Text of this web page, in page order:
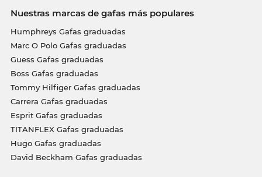
Nuestras marcas de gafas más populares
Humphreys Gafas graduadas
Marc O Polo Gafas graduadas
Guess Gafas graduadas
Boss Gafas graduadas
Tommy Hilfiger Gafas graduadas
Carrera Gafas graduadas
Esprit Gafas graduadas
TITANFLEX Gafas graduadas
Hugo Gafas graduadas
David Beckham Gafas graduadas